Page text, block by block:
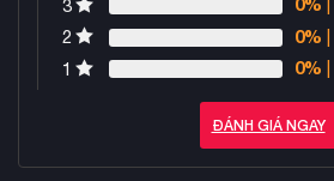
3
2
0%
1
0%
ĐÁNH GIÁ NGAY